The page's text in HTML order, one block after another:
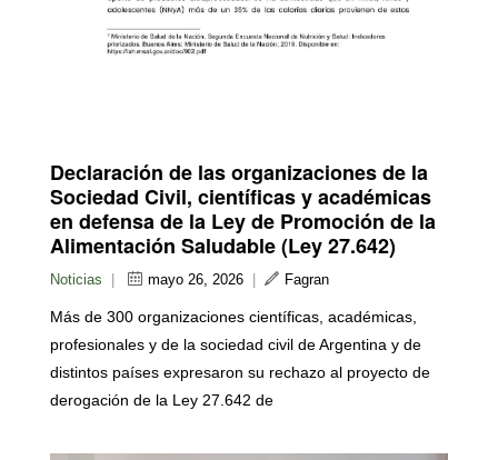
Declaración de las organizaciones de la
Sociedad Civil, científicas y académicas
en defensa de la Ley de Promoción de la
Alimentación Saludable (Ley 27.642)
Noticias mayo 26, 2026 Fagran
Más de 300 organizaciones científicas, académicas,
profesionales y de la sociedad civil de Argentina y de
distintos países expresaron su rechazo al proyecto de
derogación de la Ley 27.642 de